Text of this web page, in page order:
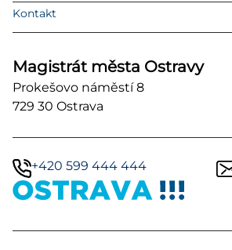
Kontakt
Magistrát města Ostravy
Prokešovo náměstí 8
729 30 Ostrava
+420 599 444 444